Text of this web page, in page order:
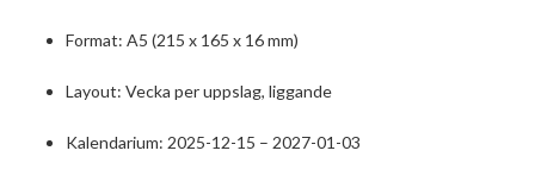
Format: A5 (215 x 165 x 16 mm)
Layout: Vecka per uppslag, liggande
Kalendarium: 2025-12-15 – 2027-01-03